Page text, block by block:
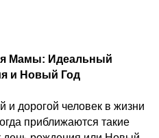
Мамы: Идеальный
и Новый Год
дорогой человек в жизни
приближаются такие